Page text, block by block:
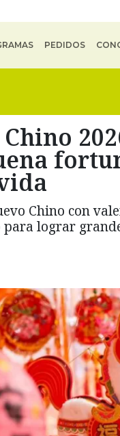
PEDIDOS
Chino con
para lograr